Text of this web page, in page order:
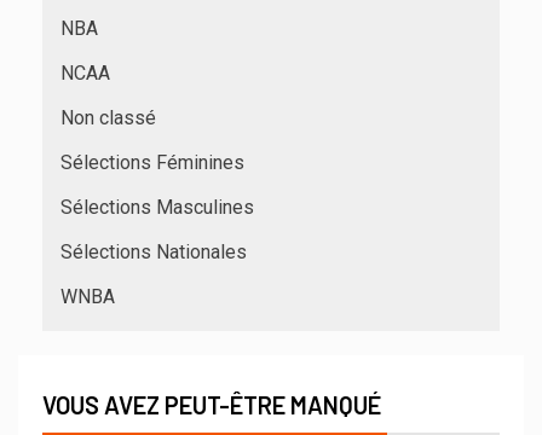
NBA
NCAA
Non classé
Sélections Féminines
Sélections Masculines
Sélections Nationales
WNBA
VOUS AVEZ PEUT-ÊTRE MANQUÉ